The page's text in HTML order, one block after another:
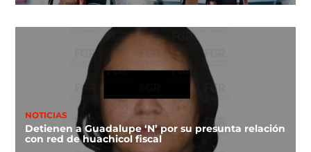
NOTICIAS
Detienen a Guadalupe ‘N’ por su presunta relación
con red de huachicol fiscal